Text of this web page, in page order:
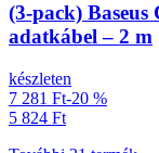
(3-pack) Baseus
adatkábel – 2 m
készleten
7 281 Ft-20 %
5 824 Ft